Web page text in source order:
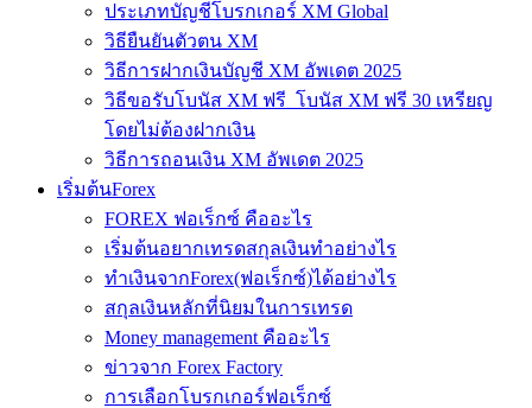
ประเภทบัญชีโบรกเกอร์ XM Global
วิธียืนยันตัวตน XM
วิธีการฝากเงินบัญชี XM อัพเดต 2025
วิธีขอรับโบนัส XM ฟรี โบนัส XM ฟรี 30 เหรียญ
โดยไม่ต้องฝากเงิน
วิธีการถอนเงิน XM อัพเดต 2025
เริ่มต้นForex
FOREX ฟอเร็กซ์ คืออะไร
เริ่มต้นอยากเทรดสกุลเงินทำอย่างไร
ทำเงินจากForex(ฟอเร็กซ์)ได้อย่างไร
สกุลเงินหลักที่นิยมในการเทรด
Money management คืออะไร
ข่าวจาก Forex Factory
การเลือกโบรกเกอร์ฟอเร็กซ์